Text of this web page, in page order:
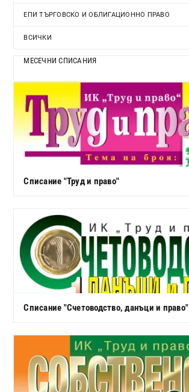
ЕПИ ТЪРГОВСКО И ОБЛИГАЦИОННО ПРАВО
ВСИЧКИ
МЕСЕЧНИ СПИСАНИЯ
Списание "Труд и право"
Списание "Счетоводство, данъци и право"